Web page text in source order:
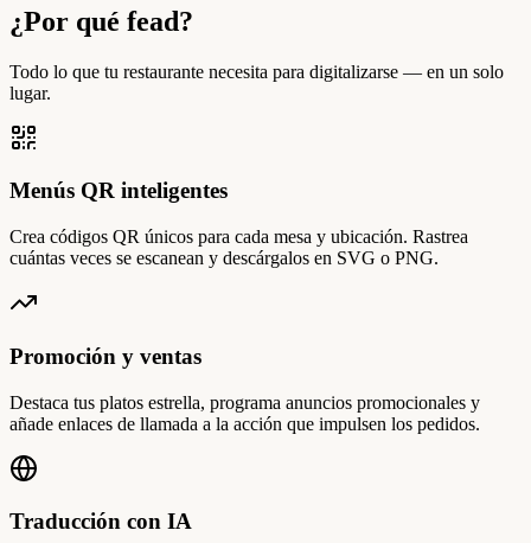
¿Por qué fead?
Todo lo que tu restaurante necesita para digitalizarse — en un solo
lugar.
Menús QR inteligentes
Crea códigos QR únicos para cada mesa y ubicación. Rastrea
cuántas veces se escanean y descárgalos en SVG o PNG.
Promoción y ventas
Destaca tus platos estrella, programa anuncios promocionales y
añade enlaces de llamada a la acción que impulsen los pedidos.
Traducción con IA